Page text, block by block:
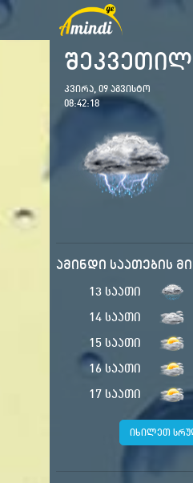
კვირა, 09 აგვისტო
08:42:19
ამინდი საათების
13 საათი
14 საათი
15 საათი
16 საათი
17 საათი
იხილეთ